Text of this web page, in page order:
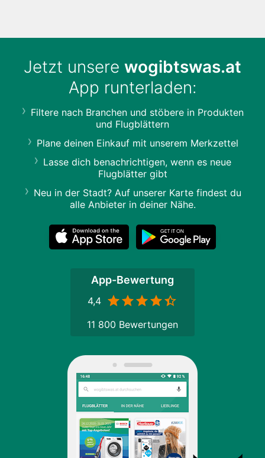
Jetzt unsere wogibtswas.at
App runterladen:
Filtere nach Branchen und stöbere in Produkten
und Flugblättern
Plane deinen Einkauf mit unserem Merkzettel
Lasse dich benachrichtigen, wenn es neue
Flugblätter gibt
Neu in der Stadt? Auf unserer Karte findest du
alle Anbieter in deiner Nähe.
App-Bewertung
4,4
11 800 Bewertungen